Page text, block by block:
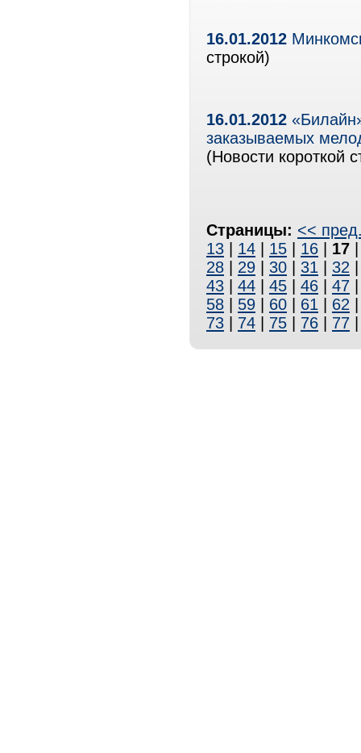
16.01.2012
строкой)
16.01.2012
заказываемых
(Новости короткой
Страницы: <<
13
14 15 16 17
28
29 30 31 32
43
44 45 46 47
58
59 60 61 62
73
74 75 76 77